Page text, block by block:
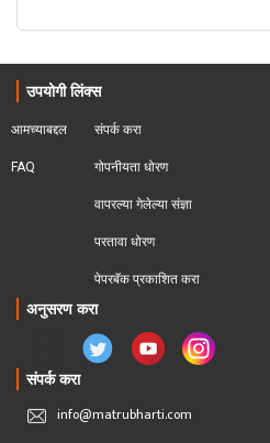
उपयोगी लिंक्स
आमच्याबद्दल
FAQ
संपर्क करा
गोपनीयता धोरण
वापरल्या गेलेल्या संज्ञा
परतावा धोरण
पेपरबॅक प्रकाशित करा
अनुसरण करा
संपर्क करा
info@matrubharti.com